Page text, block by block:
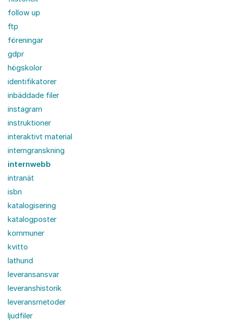
follow up
ftp
föreningar
gdpr
högskolor
identifikatorer
inbäddade filer
instagram
instruktioner
interaktivt material
interngranskning
internwebb
intranät
isbn
katalogisering
katalogposter
kommuner
kvitto
lathund
leveransansvar
leveranshistorik
leveransmetoder
ljudfiler